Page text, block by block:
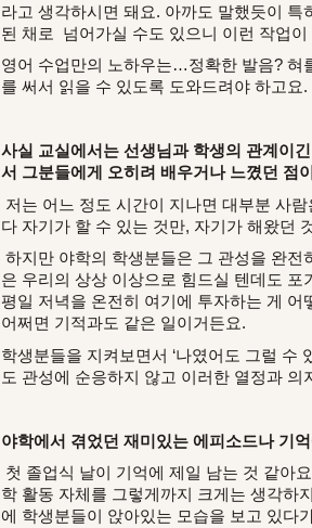
라고 생각하시면 돼요. 아까도 말했듯이
된 채로 넘어가실 수도 있으니 이런 작업이
영어 수업만의 노하우는…정확한 발음? 혀
를 써서 읽을 수 있도록 도와드려야 하고요.
사실 교실에서는 선생님과 학생의 관계이
서 그분들에게 오히려 배우거나 느꼈던 점
저는 어느 정도 시간이 지나면 대부분 사
다 자기가 할 수 있는 것만, 자기가 해왔던
하지만 야학의 학생분들은 그 관성을 완
은 우리의 상상 이상으로 힘드실 텐데도
평일 저녁을 온전히 여기에 투자하는 게
어쩌면 기적과도 같은 일이거든요.
학생분들을 지켜보면서 ‘나였어도 그럴 수
도 관성에 순응하지 않고 이러한 열정과
야학에서 겪었던 재미있는 에피소드나 기
첫 졸업식 날이 기억에 제일 남는 것 같아
학 활동 자체를 그렇게까지 크게는 생각하
에 학생분들이 앉아있는 모습을 보고 있다